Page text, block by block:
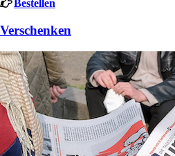
Bestellen
Verschenken